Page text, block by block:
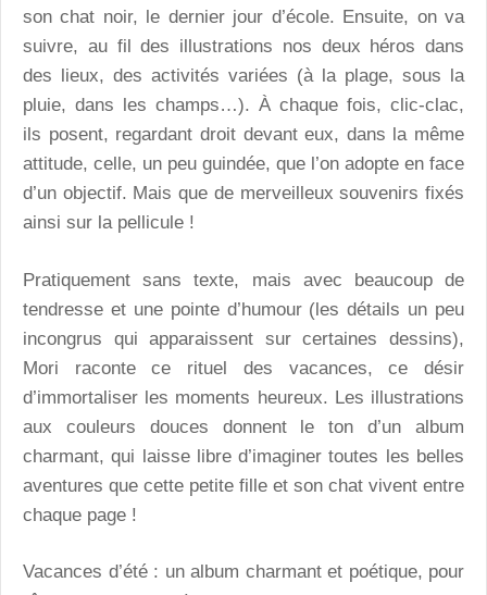
son chat noir, le dernier jour d’école. Ensuite, on va
suivre, au fil des illustrations nos deux héros dans
des lieux, des activités variées (à la plage, sous la
pluie, dans les champs…). À chaque fois, clic-clac,
ils posent, regardant droit devant eux, dans la même
attitude, celle, un peu guindée, que l’on adopte en face
d’un objectif. Mais que de merveilleux souvenirs fixés
ainsi sur la pellicule !
Pratiquement sans texte, mais avec beaucoup de
tendresse et une pointe d’humour (les détails un peu
incongrus qui apparaissent sur certaines dessins),
Mori raconte ce rituel des vacances, ce désir
d’immortaliser les moments heureux. Les illustrations
aux couleurs douces donnent le ton d’un album
charmant, qui laisse libre d’imaginer toutes les belles
aventures que cette petite fille et son chat vivent entre
chaque page !
Vacances d’été : un album charmant et poétique, pour